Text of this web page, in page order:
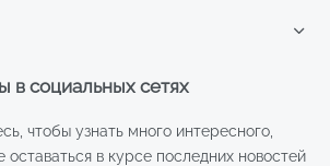
в социальных сетях
чтобы узнать много интересного,
оставаться в курсе последних новостей